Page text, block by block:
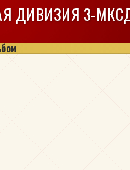
ДИВИЗИЯ 3-